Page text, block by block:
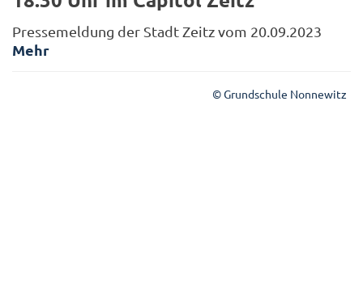
Pressemeldung der Stadt Zeitz vom 20.09.2023
Mehr
© Grundschule Nonnewitz